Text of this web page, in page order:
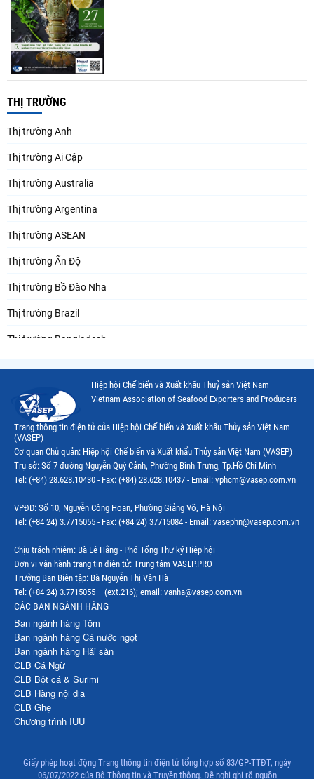
THỊ TRƯỜNG
Thị trường Anh
Thị trường Ai Cập
Thị trường Australia
Thị trường Argentina
Thị trường ASEAN
Thị trường Ấn Độ
Thị trường Bồ Đào Nha
Thị trường Brazil
Thị trường Bangladesh
Thị trường Canada
Thị trường Ecuador
Thị trường EU
Thị trường Indonesia
Thị trường Mỹ
Thị trường Nga
Thị trường Hàn Quốc
Thị trường Nhật Bản
Thị trường Thái Lan
Thị trường Trung Quốc
Thị trường Philippines
Thị trường Tây Ban Nha
Thị trường thủy sản khác
Hiệp hội Chế biến và Xuất khẩu Thuỷ sản Việt Nam
Vietnam Association of Seafood Exporters and Producers
Trang thông tin điện tử của Hiệp hội Chế biến và Xuất khẩu Thủy sản Việt Nam
(VASEP)
Cơ quan Chủ quản: Hiệp hội Chế biến và Xuất khẩu Thủy sản Việt Nam (VASEP)
Trụ sở: Số 7 đường Nguyễn Quý Cảnh, Phường Bình Trưng, Tp.Hồ Chí Minh
Tel: (+84) 28.628.10430 - Fax: (+84) 28.628.10437 - Email: vphcm@vasep.com.vn
VPĐD: Số 10, Nguyễn Công Hoan, Phường Giảng Võ, Hà Nội
Tel: (+84 24) 3.7715055 - Fax: (+84 24) 37715084 - Email: vasephn@vasep.com.vn
Chịu trách nhiệm: Bà Lê Hằng - Phó Tổng Thư ký Hiệp hội
Đơn vị vận hành trang tin điện tử: Trung tâm VASEP.PRO
Trưởng Ban Biên tập: Bà Nguyễn Thị Vân Hà
Tel: (+84 24) 3.7715055 – (ext.216); email: vanha@vasep.com.vn
CÁC BAN NGÀNH HÀNG
Ban ngành hàng Tôm
Ban ngành hàng Cá nước ngọt
Ban ngành hàng Hải sản
CLB Cá Ngừ
CLB Bột cá & Surimi
CLB Hàng nội địa
CLB Ghẹ
Chương trình IUU
Giấy phép hoạt động Trang thông tin điện tử tổng hợp số 83/GP-TTĐT, ngày
06/07/2022 của Bộ Thông tin và Truyền thông. Đề nghị ghi rõ nguồn